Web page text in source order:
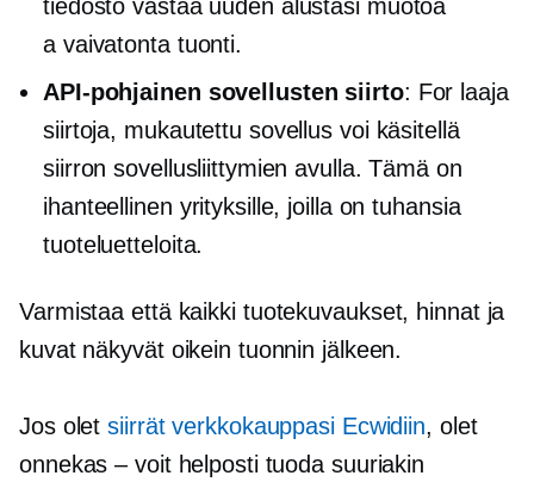
tiedosto vastaa uuden alustasi muotoa
a vaivatontatuonti.
API-pohjainen sovellusten siirto: For laaja
siirtoja, mukautettu sovellus voi käsitellä
siirron sovellusliittymien avulla. Tämä on
ihanteellinen yrityksille, joilla on tuhansia
tuoteluetteloita.
Varmistaa että kaikki tuotekuvaukset, hinnat ja
kuvat näkyvät oikein tuonnin jälkeen.
Jos oletsiirrät verkkokauppasi Ecwidiin, olet
onnekas – voit helposti tuoda suuriakin